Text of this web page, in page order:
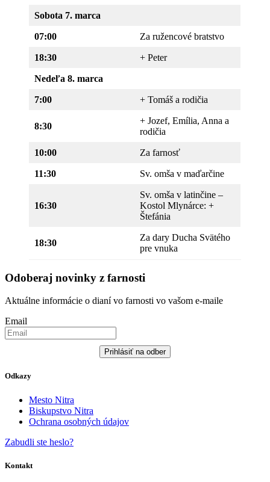
Sobota 7. marca
07:00 Za ružencové bratstvo
18:30 + Peter
Nedeľa 8. marca
7:00 + Tomáš a rodičia
8:30
+ Jozef, Emília, Anna a
rodičia
10:00 Za farnosť
11:30 Sv. omša v maďarčine
16:30
Sv. omša v latinčine –
Kostol Mlynárce: +
Štefánia
18:30
Za dary Ducha Svätého
pre vnuka
Odoberaj novinky z farnosti
Aktuálne informácie o dianí vo farnosti vo vašom e-maile
Email
Prihlásiť na odber
Odkazy
Mesto Nitra
Biskupstvo Nitra
Ochrana osobných údajov
Zabudli ste heslo?
Kontakt